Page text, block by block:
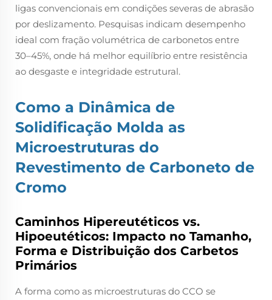
ligas convencionais em condições severas de abrasão
por deslizamento. Pesquisas indicam desempenho
ideal com fração volumétrica de carbonetos entre
30–45%, onde há melhor equilíbrio entre resistência
ao desgaste e integridade estrutural.
Como a Dinâmica de
Solidificação Molda as
Microestruturas do
Revestimento de Carboneto de
Cromo
Caminhos Hipereutéticos vs.
Hipoeutéticos: Impacto no Tamanho,
Forma e Distribuição dos Carbetos
Primários
A forma como as microestruturas do CCO se